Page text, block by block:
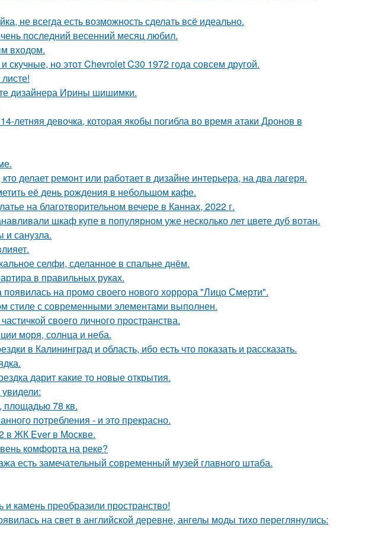
не всегда есть возможность сделать всё идеально.
последний весенний месяц любил.
входом.
но этот Chevrolet C30 1972 года совсем другой.
дизайнера Ирины шишимки.
летняя девочка, которая якобы погибла во время атаки Дронов в
делает ремонт или работает в дизайне интерьера, на два лагеря.
её день рождения в небольшом кафе.
на благотворительном вечере в Каннах, 2022 г.
шкаф купе в популярном уже несколько лет цвете дуб вотан.
и санузла.
селфи, сделанное в спальне днём.
в правильных руках.
на промо своего нового хоррора "Лицо Смерти".
стиле с современными элементами выполнен.
своего личного пространства.
моря, солнца и неба.
в Калининград и область, ибо есть что показать и рассказать.
дарит какие то новые открытия.
площадью 78 кв.
потребления - и это прекрасно.
в ЖК Ever в Москве.
комфорта на реке?
есть замечательный современный музей главного штаба.
камень преобразили пространство!
на свет в английской деревне, ангелы моды тихо переглянулись: